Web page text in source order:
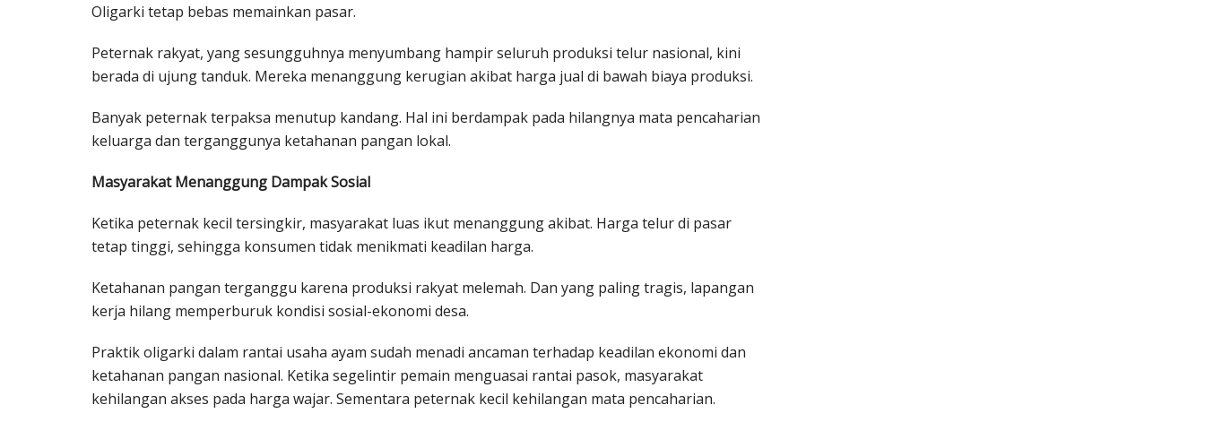
Oligarki tetap bebas memainkan pasar.
Peternak rakyat, yang sesungguhnya menyumbang hampir seluruh produksi telur nasional, kini
berada di ujung tanduk. Mereka menanggung kerugian akibat harga jual di bawah biaya produksi.
Banyak peternak terpaksa menutup kandang. Hal ini berdampak pada hilangnya mata pencaharian
keluarga dan terganggunya ketahanan pangan lokal.
Masyarakat Menanggung Dampak Sosial
Ketika peternak kecil tersingkir, masyarakat luas ikut menanggung akibat. Harga telur di pasar
tetap tinggi, sehingga konsumen tidak menikmati keadilan harga.
Ketahanan pangan terganggu karena produksi rakyat melemah. Dan yang paling tragis, lapangan
kerja hilang memperburuk kondisi sosial-ekonomi desa.
Praktik oligarki dalam rantai usaha ayam sudah menadi ancaman terhadap keadilan ekonomi dan
ketahanan pangan nasional. Ketika segelintir pemain menguasai rantai pasok, masyarakat
kehilangan akses pada harga wajar. Sementara peternak kecil kehilangan mata pencaharian.